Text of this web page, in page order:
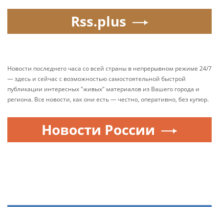
Rss.plus
Новости последнего часа со всей страны в непрерывном режиме 24/7
— здесь и сейчас с возможностью самостоятельной быстрой
публикации интересных "живых" материалов из Вашего города и
региона. Все новости, как они есть — честно, оперативно, без купюр.
Новости России